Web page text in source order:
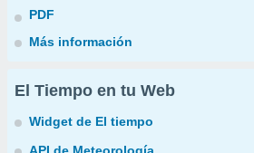
PDF
Más información
El Tiempo en tu Web
Widget de El tiempo